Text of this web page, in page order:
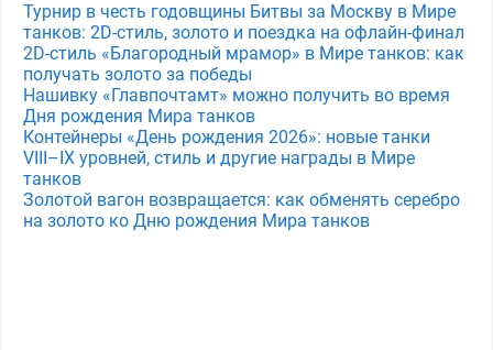
Турнир в честь годовщины Битвы за Москву в Мире
танков: 2D-стиль, золото и поездка на офлайн-финал
2D-стиль «Благородный мрамор» в Мире танков: как
получать золото за победы
Нашивку «Главпочтамт» можно получить во время
Дня рождения Мира танков
Контейнеры «День рождения 2026»: новые танки
VIII–IX уровней, стиль и другие награды в Мире
танков
Золотой вагон возвращается: как обменять серебро
на золото ко Дню рождения Мира танков